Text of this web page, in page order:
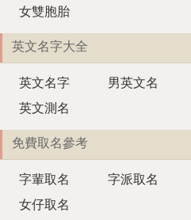
女雙胞胎
英文名字大全
英文名字 男英文名
英文測名
免費取名參考
字輩取名 字派取名
女仔取名